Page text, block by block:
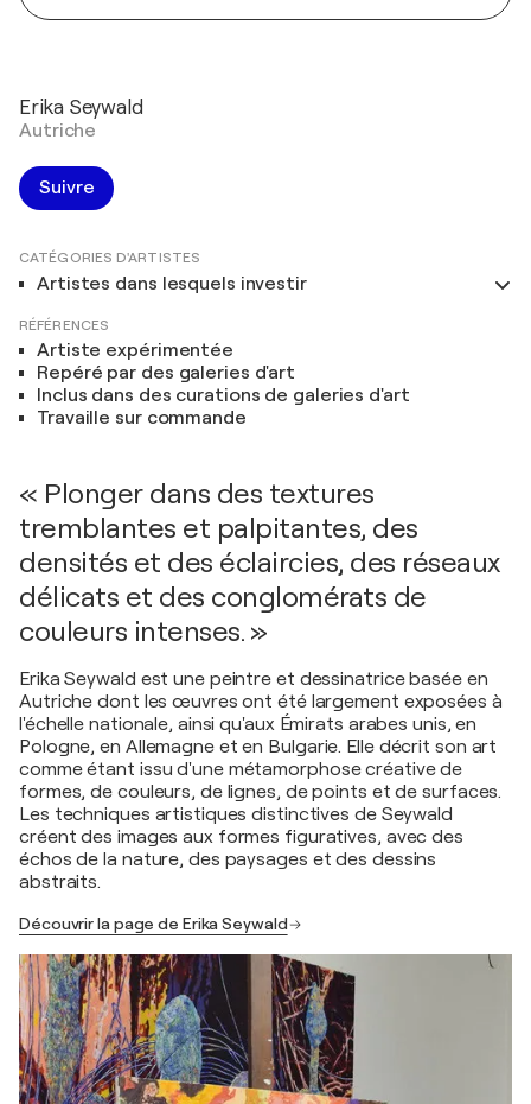
Erika Seywald
Autriche
Suivre
CATÉGORIES D'ARTISTES
Artistes dans lesquels investir
RÉFÉRENCES
Artiste expérimentée
Repéré par des galeries d'art
Inclus dans des curations de galeries d'art
Travaille sur commande
« Plonger dans des textures
tremblantes et palpitantes, des
densités et des éclaircies, des réseaux
délicats et des conglomérats de
couleurs intenses. »
Erika Seywald est une peintre et dessinatrice basée en
Autriche dont les œuvres ont été largement exposées à
l'échelle nationale, ainsi qu'aux Émirats arabes unis, en
Pologne, en Allemagne et en Bulgarie. Elle décrit son art
comme étant issu d'une métamorphose créative de
formes, de couleurs, de lignes, de points et de surfaces.
Les techniques artistiques distinctives de Seywald
créent des images aux formes figuratives, avec des
échos de la nature, des paysages et des dessins
abstraits.
Découvrir la page de Erika Seywald